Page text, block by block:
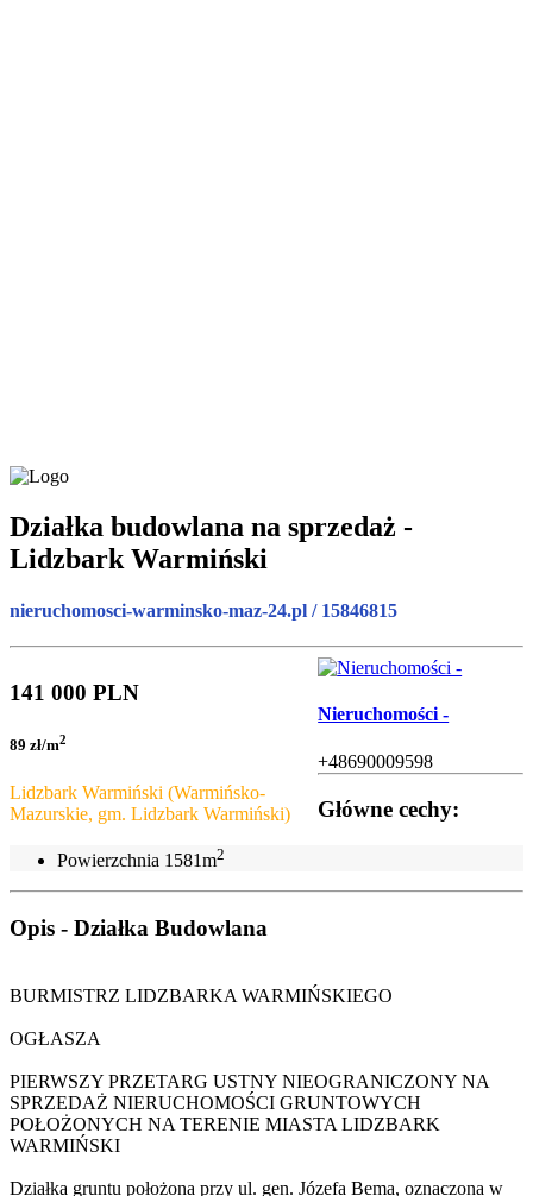
Działka budowlana na sprzedaż -
Lidzbark Warmiński
nieruchomosci-warminsko-maz-24.pl / 15846815
141 000 PLN
89 zł/m2
Lidzbark Warmiński (Warmińsko-
Mazurskie, gm. Lidzbark Warmiński)
Nieruchomości -
+48690009598
Główne cechy:
Powierzchnia 1581m2
Opis - Działka Budowlana
BURMISTRZ LIDZBARKA WARMIŃSKIEGO
OGŁASZA
PIERWSZY PRZETARG USTNY NIEOGRANICZONY NA
SPRZEDAŻ NIERUCHOMOŚCI GRUNTOWYCH
POŁOŻONYCH NA TERENIE MIASTA LIDZBARK
WARMIŃSKI
Działka gruntu położona przy ul. gen. Józefa Bema, oznaczona w